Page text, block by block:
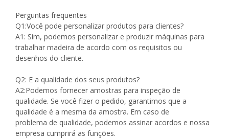
Perguntas frequentes
Q1:Você pode personalizar produtos para clientes?
A1: Sim, podemos personalizar e produzir máquinas para
trabalhar madeira de acordo com os requisitos ou
desenhos do cliente.
Q2: E a qualidade dos seus produtos?
A2:Podemos fornecer amostras para inspeção de
qualidade. Se você fizer o pedido, garantimos que a
qualidade é a mesma da amostra. Em caso de
problema de qualidade, podemos assinar acordos e nossa
empresa cumprirá as funções.